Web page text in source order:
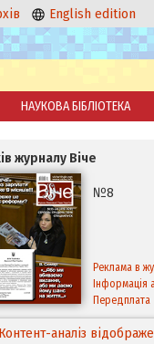
English edition
НАУКОВА БІБЛІОТЕКА
журналу Віче
№8
Реклама в
Інформація
Передплата
Контент-аналіз